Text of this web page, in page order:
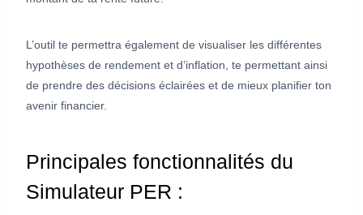
L’outil te permettra également de visualiser les différentes
hypothèses de rendement et d’inflation, te permettant ainsi
de prendre des décisions éclairées et de mieux planifier ton
avenir financier.
Principales fonctionnalités du
Simulateur PER :